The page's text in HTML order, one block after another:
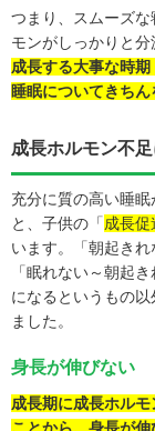
つまり、スムーズ
モンがしっかりと分
成長する大事な時
睡眠についてきちん
成長ホルモン不
充分に質の高い睡
と、子供の「成長促
います。「朝起きれ
「眠れない～朝起
になるというもの
ました。
身長が伸びない
成長期に成長ホル